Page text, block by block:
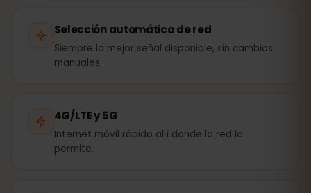
Selección automática de red
Siempre la mejor señal disponible, sin cambios
manuales.
4G/LTE y 5G
Internet móvil rápido allí donde la red lo
permite.